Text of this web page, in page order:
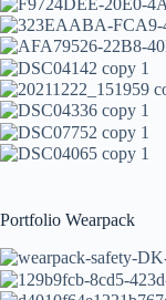
Portfolio Wearpack